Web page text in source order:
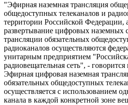
"Эфирная наземная трансляция
общедоступных телеканалов и
территории Российской Федерации,
развертывание цифровых наземных
трансляции обязательных
радиоканалов осуществляются
унитарным предприятием
радиовещательная сеть", - говорится
Эфирная цифровая наземная
обязательных общедоступных
осуществляется с использованием
канала в каждой конкретной зоне